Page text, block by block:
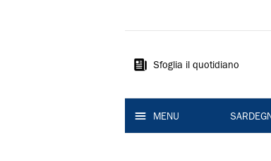
Sardegna
Sfoglia il quotidiano
MENU